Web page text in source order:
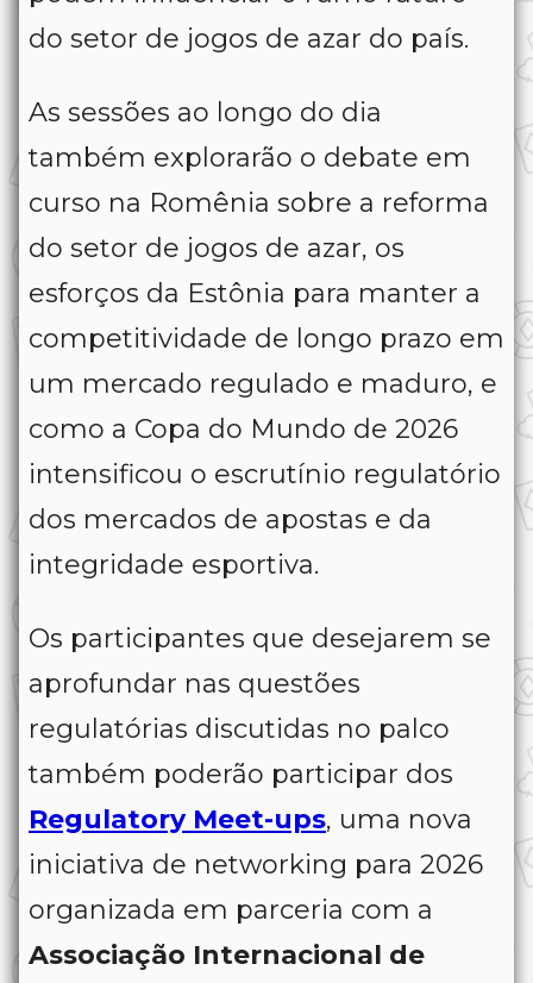
do setor de jogos de azar do país.
As sessões ao longo do dia
também explorarão o debate em
curso na Romênia sobre a reforma
do setor de jogos de azar, os
esforços da Estônia para manter a
competitividade de longo prazo em
um mercado regulado e maduro, e
como a Copa do Mundo de 2026
intensificou o escrutínio regulatório
dos mercados de apostas e da
integridade esportiva.
Os participantes que desejarem se
aprofundar nas questões
regulatórias discutidas no palco
também poderão participar dos
Regulatory Meet-ups, uma nova
iniciativa de networking para 2026
organizada em parceria com a
Associação Internacional de